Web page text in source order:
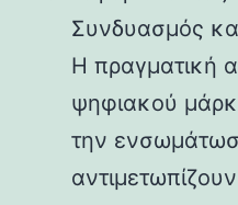
Συνδυασμός
Η πραγματική
ψηφιακού
την